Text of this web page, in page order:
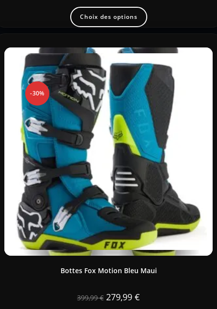
Choix des options
-30%
Bottes Fox Motion Bleu Maui
399,99€ 279,99 €